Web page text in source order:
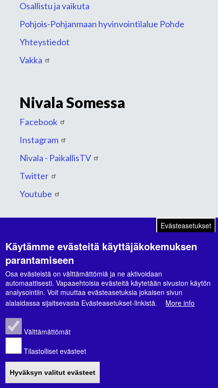
Osallistu ja vaikuta
Pohjois-Pohjanmaan hyvinvointilalue Pohde
Yhteystiedot
Vakka
Nivala Somessa
Facebook
Instagram
Nivala - PaikallisTV
Twitter
Youtube
Suunnitelmat ja ohjelmat
Kaupunkikonsernin strategia 2026-2030
Hyvinvointikertomus 2021-2024
Hyvinvointisuunnitelma 2026-2029
© Nivalan kaupunki |
rekisteriselosteet|
Evästeasetukset
Käytämme evästeitä käyttäjäkokemuksen
parantamiseen
Osa evästeistä on välttämättömiä ja ne aktivoidaan
automaattisesti. Vapaaehtoisia evästeitä käytetään sivuston käytön
analysointiin. Voit muuttaa evästeasetuksia jokaisen sivun
alalaidassa sijaitsevasta Evästeasetukset-linkistä.
More info
Välttämättömät
Tilastolliset evästeet
Hyväksyn valitut evästeet